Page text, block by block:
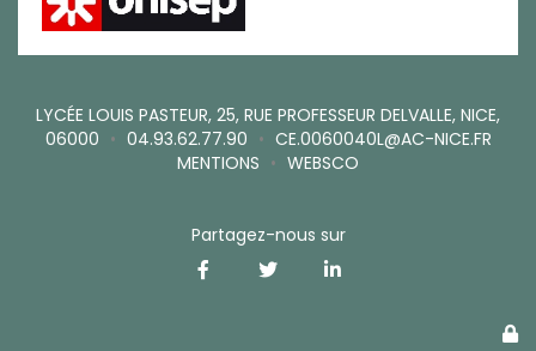
LYCÉE LOUIS PASTEUR, 25, RUE PROFESSEUR DELVALLE, NICE,
06000 • 04.93.62.77.90 • CE.0060040L@AC-NICE.FR
MENTIONS • WEBSCO
Partagez-nous sur